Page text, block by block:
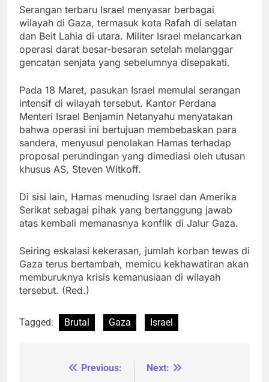
Serangan terbaru Israel menyasar berbagai
wilayah di Gaza, termasuk kota Rafah di selatan
dan Beit Lahia di utara. Militer Israel melancarkan
operasi darat besar-besaran setelah melanggar
gencatan senjata yang sebelumnya disepakati.
Pada 18 Maret, pasukan Israel memulai serangan
intensif di wilayah tersebut. Kantor Perdana
Menteri Israel Benjamin Netanyahu menyatakan
bahwa operasi ini bertujuan membebaskan para
sandera, menyusul penolakan Hamas terhadap
proposal perundingan yang dimediasi oleh utusan
khusus AS, Steven Witkoff.
Di sisi lain, Hamas menuding Israel dan Amerika
Serikat sebagai pihak yang bertanggung jawab
atas kembali memanasnya konflik di Jalur Gaza.
Seiring eskalasi kekerasan, jumlah korban tewas di
Gaza terus bertambah, memicu kekhawatiran akan
memburuknya krisis kemanusiaan di wilayah
tersebut. (Red.)
Tagged: Brutal Gaza Israel
NavigasiPrevious:
Next: